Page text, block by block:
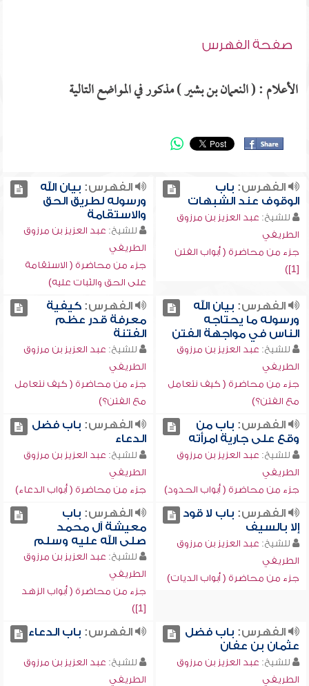
صفحة الفهرس
الأعلام : ( النعمان بن بشير ) مذكور في المواضع التالية
الفهرس: باب
الوقوف عند الشبهات
للشيخ: عبد العزيز بن مرزوق
الطريفي
جزء من محاضرة ( أبواب الفتن
[1])
الفهرس: بيان الله
ورسوله لطريق الحق
والاستقامة
للشيخ: عبد العزيز بن مرزوق
الطريفي
جزء من محاضرة ( الاستقامة
على الحق والثبات عليه)
الفهرس: بيان الله
ورسوله ما يحتاجه
الناس في مواجهة الفتن
للشيخ: عبد العزيز بن مرزوق
الطريفي
جزء من محاضرة ( كيف نتعامل
مع الفتن؟)
الفهرس:كيفية
معرفة قدر عظم
الفتنة
للشيخ: عبد العزيز بن مرزوق
الطريفي
جزء من محاضرة ( كيف نتعامل
مع الفتن؟)
الفهرس: باب من
وقع على جارية امرأته
للشيخ: عبد العزيز بن مرزوق
الطريفي
جزء من محاضرة ( أبواب الحدود)
الفهرس: باب فضل
الدعاء
للشيخ: عبد العزيز بن مرزوق
الطريفي
جزء من محاضرة ( أبواب الدعاء)
الفهرس: باب لا قود
إلا بالسيف
للشيخ: عبد العزيز بن مرزوق
الطريفي
جزء من محاضرة ( أبواب الديات)
الفهرس: باب
معيشة آل محمد
صلى الله عليه وسلم
للشيخ: عبد العزيز بن مرزوق
الطريفي
جزء من محاضرة ( أبواب الزهد
[1])
الفهرس: باب فضل
عثمان بن عفان
للشيخ: عبد العزيز بن مرزوق
الطريفي
الفهرس: باب الدعاء
للشيخ: عبد العزيز بن مرزوق
الطريفي